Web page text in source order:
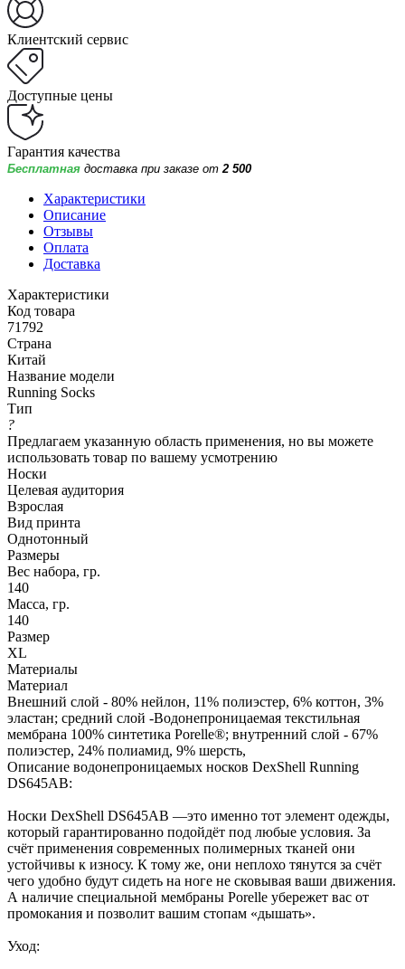
Клиентский сервис
Доступные цены
Гарантия качества
Бесплатная доставка при заказе от 2 500
Характеристики
Описание
Отзывы
Оплата
Доставка
Характеристики
Код товара
71792
Страна
Китай
Название модели
Running Socks
Тип
?
Предлагаем указанную область применения, но вы можете
использовать товар по вашему усмотрению
Носки
Целевая аудитория
Взрослая
Вид принта
Однотонный
Размеры
Вес набора, гр.
140
Масса, гр.
140
Размер
XL
Материалы
Материал
Внешний слой - 80% нейлон, 11% полиэстер, 6% коттон, 3%
эластан; средний слой -Водонепроницаемая текстильная
мембрана 100% синтетика Porelle®; внутренний слой - 67%
полиэстер, 24% полиамид, 9% шерсть,
Описание водонепроницаемых носков DexShell Running
DS645AB:
Носки DexShell DS645AB —это именно тот элемент одежды,
который гарантированно подойдёт под любые условия. За
счёт применения современных полимерных тканей они
устойчивы к износу. К тому же, они неплохо тянутся за счёт
чего удобно будут сидеть на ноге не сковывая ваши движения.
А наличие специальной мембраны Porelle убережет вас от
промокания и позволит вашим стопам «дышать».
Уход: